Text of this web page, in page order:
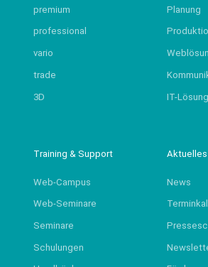
premium
professional
vario
trade
3D
Planung
IT-
Training & Support
Web-Campus
Web-Seminare
Seminare
Schulungen
Aktuelles
News